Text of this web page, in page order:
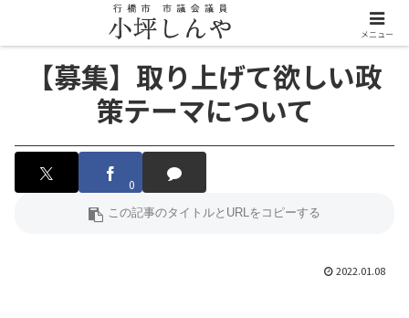
【募集】取り上げて欲しい政
策テーマについて
0
2022.01.08
メニュー